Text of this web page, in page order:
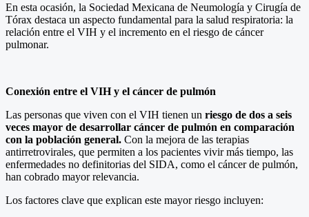
En esta ocasión, la Sociedad Mexicana de Neumología y Cirugía de
Tórax destaca un aspecto fundamental para la salud respiratoria: la
relación entre el VIH y el incremento en el riesgo de cáncer
pulmonar.
Conexión entre el VIH y el cáncer de pulmón
Las personas que viven con el VIH tienen un riesgo de dos a seis
veces mayor de desarrollar cáncer de pulmón en comparación
con la población general. Con la mejora de las terapias
antirretrovirales, que permiten a los pacientes vivir más tiempo, las
enfermedades no definitorias del SIDA, como el cáncer de pulmón,
han cobrado mayor relevancia.
Los factores clave que explican este mayor riesgo incluyen: